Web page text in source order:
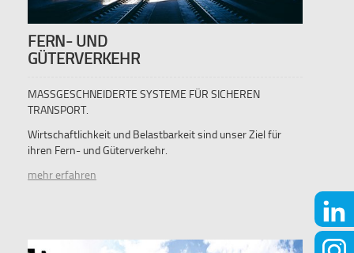
FERN- UND
GÜTERVERKEHR
MASSGESCHNEIDERTE SYSTEME FÜR SICHEREN
TRANSPORT.
Wirtschaftlichkeit und Belastbarkeit sind unser Ziel für
ihren Fern- und Güterverkehr.
mehr erfahren